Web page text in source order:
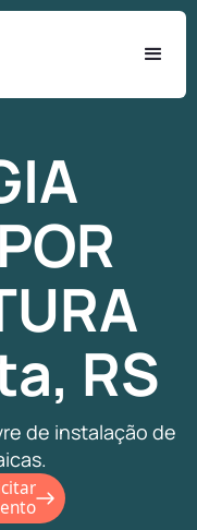
POR
RS
de instalação de